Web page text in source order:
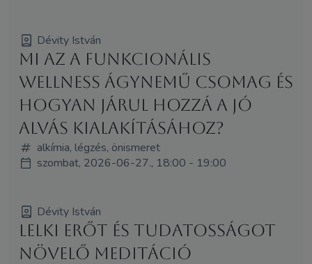
Dévity István
Mi az a funkcionális
wellness ágynemű csomag és
hogyan járul hozzá a jó
alvás kialakításához?
alkímia, légzés, önismeret
szombat, 2026-06-27., 18:00 - 19:00
Dévity István
LELKI ERŐT ÉS TUDATOSSÁGOT
NÖVELŐ MEDITÁCIÓ